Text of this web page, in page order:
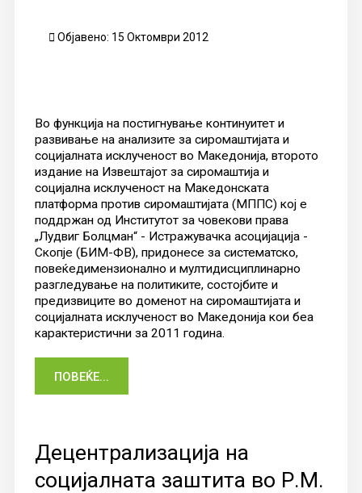
Објавено: 15 Октомври 2012
Во функција на постигнување континуитет и
развивање на анализите за сиромаштијата и
социјалната исклученост во Македонија, второто
издание на Извештајот за сиромаштија и
социјална исклученост на Македонската
платформа против сиромаштијата (МППС) кој е
поддржан од Институтот за човекови права
„Лудвиг Болцман“ - Истражувачка асоцијација -
Скопје (БИМ-ФВ), придонесе за систематско,
повеќедимензионално и мултидисциплинарно
разгледување на политиките, состојбите и
предизвиците во доменот на сиромаштијата и
социјалната исклученост во Македонија кои беа
карактеристични за 2011 година.
ПОВЕЌЕ...
Децентрализација на
социјалната заштита во Р.М.